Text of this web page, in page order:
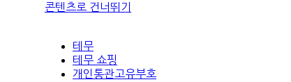
콘텐츠로 건너뛰기
테무
테무 쇼핑
개인통관고유부호